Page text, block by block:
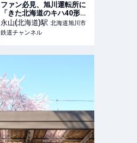
ファン必見、旭川運転所に
「きた北海道のキハ40形」
集結！6月に撮影会開催へ
（旭川市） | 鉄道ニュース |
鉄道チャンネル
永山(北海道)駅 北海道旭川市
鉄道チャンネル